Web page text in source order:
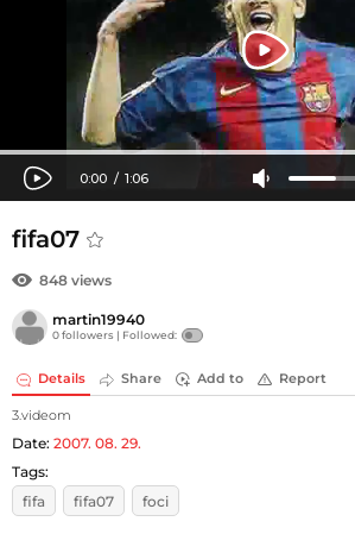
fifa07
848 views
martin19940
0 followers | Followed:
Details Share Add to Report
3.videom
Date: 2007. 08. 29.
Tags:
fifa
fifa07 foci